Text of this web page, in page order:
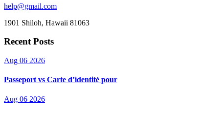
help@gmail.com
1901 Shiloh, Hawaii 81063
Recent Posts
Aug 06 2026
Passeport vs Carte d’identité pour
Aug 06 2026